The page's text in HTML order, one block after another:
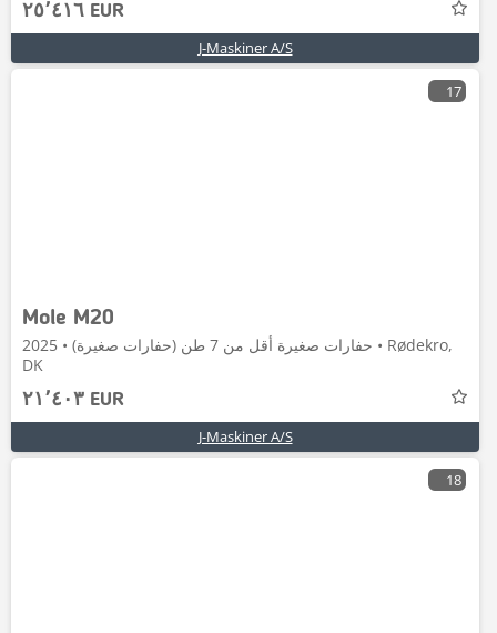
٢٥٬٤١٦ EUR
J-Maskiner A/S
17
Mole M20
حفارات صغيرة أقل من 7 طن (حفارات صغيرة) • 2025 • Rødekro,
DK
٢١٬٤٠٣ EUR
J-Maskiner A/S
18